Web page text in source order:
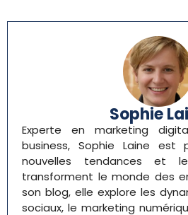
Sophie
Experte en marketing
business, Sophie Laine est
nouvelles tendances et
transforment le monde des
son blog, elle explore les
sociaux, le marketing